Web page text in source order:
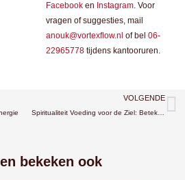
Facebook en Instagram. Voor
vragen of suggesties, mail
anouk@vortexflow.nl of bel 06-
22965778 tijdens kantooruren.
VOLGENDE
Spiritualiteit Voeding voor de Ziel: Betekenis en Balans
bekeken ook